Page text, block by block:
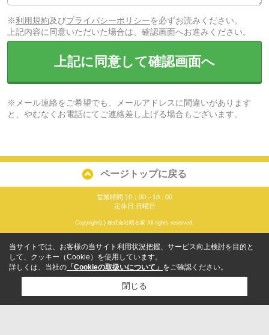
※利用規約及びプライバシーポリシーを必ずお読みください。
上記内容に同意いただいた場合は、確認画面へお進みください。
上記に同意して確認画面へ
※メール連絡をご希望でも、メールアドレスに間違いがあります
と、やむなくお電話にてご連絡差し上げる場合もございます。
ページトップに戻る
営業時間:10：00～18 : 00
定休日:日曜日
Copyright(c) 株式会社晴る家 All rights reserved.
当サイトでは、お客様の当サイト利用状況把握、サービス向上検討を目的と
して、クッキー（Cookie）を使用しています。
詳しくは、当社の 「Cookieの取扱いについて」 をご確認ください。
閉じる